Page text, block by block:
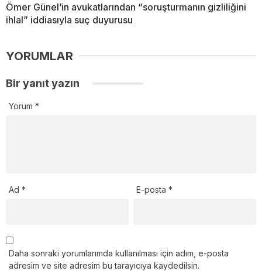
Ömer Günel’in avukatlarından “soruşturmanın gizliliğini
ihlal” iddiasıyla suç duyurusu
YORUMLAR
Bir yanıt yazın
Yorum *
Ad * E-posta*
Daha sonraki yorumlarımda kullanılması için adım, e-posta
adresim ve site adresim bu tarayıcıya kaydedilsin.